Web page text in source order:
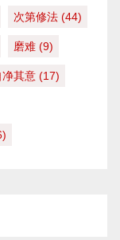
次第修法 (44)
磨难 (9)
净其意 (17)